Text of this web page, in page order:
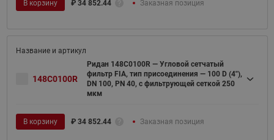
В корзину ₽ 34 852.44 Заказная позиция
148C0100R
Ридан 148C0100R — Угловой сетчатый
фильтр FIA, тип присоединения — 100 D (4"),
DN 100, PN 40, c фильтрующей сеткой 250
мкм
В корзину ₽ 34 852.44 Заказная позиция